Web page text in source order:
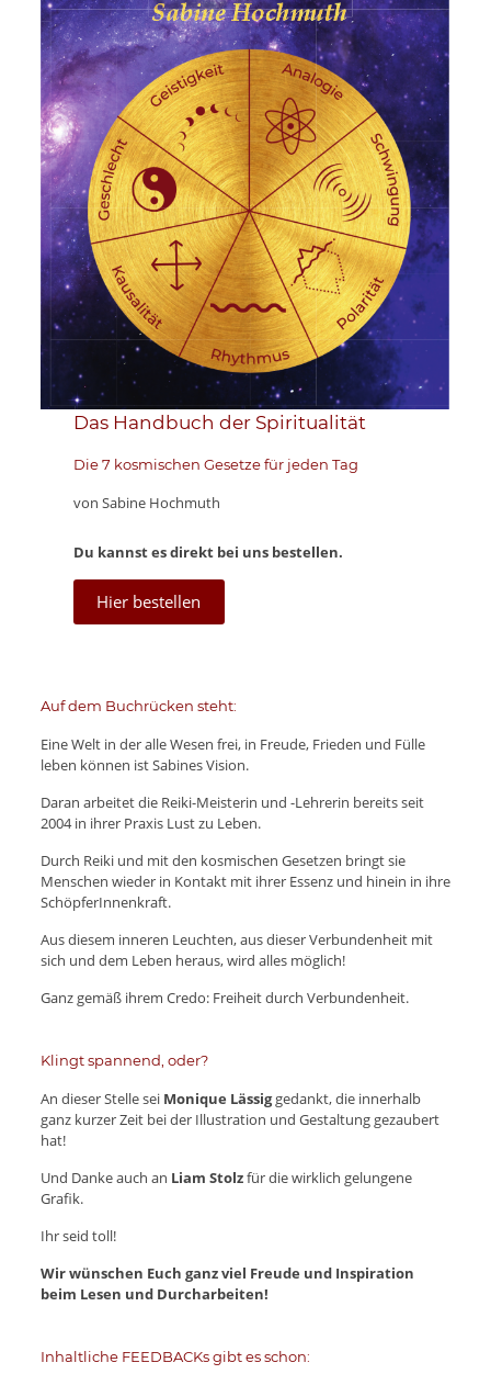
Das Handbuch der Spiritualität
Die 7 kosmischen Gesetze für jeden Tag
von Sabine Hochmuth
Du kannst es direkt bei uns bestellen.
Hier bestellen
Auf dem Buchrücken steht:
Eine Welt in der alle Wesen frei, in Freude, Frieden und Fülle
leben können ist Sabines Vision.
Daran arbeitet die Reiki-Meisterin und -Lehrerin bereits seit
2004 in ihrer Praxis Lust zu Leben.
Durch Reiki und mit den kosmischen Gesetzen bringt sie
Menschen wieder in Kontakt mit ihrer Essenz und hinein in ihre
SchöpferInnenkraft.
Aus diesem inneren Leuchten, aus dieser Verbundenheit mit
sich und dem Leben heraus, wird alles möglich!
Ganz gemäß ihrem Credo: Freiheit durch Verbundenheit.
Klingt spannend, oder?
An dieser Stelle sei Monique Lässiggedankt, die innerhalb
ganz kurzer Zeit bei der Illustration und Gestaltung gezaubert
hat!
Und Danke auch an Liam Stolzfür die wirklich gelungene
Grafik.
Ihr seid toll!
Wir wünschen Euch ganz viel Freude und Inspiration
beim Lesen und Durcharbeiten!
Inhaltliche FEEDBACKs gibt es schon: